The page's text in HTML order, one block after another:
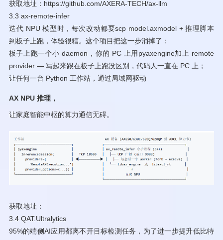
获取地址：https://github.com/AXERA-TECH/ax-llm
3.3 ax-remote-infer
迭代 NPU 模型时，每次改动都要scp model.axmodel + 推理脚本
到板子上跑，体验很糟。这个项目把这一步消掉了：
板子上跑一个小 daemon，你的 PC 上用pyaxengine加上 remote
provider — 写起来跟在板子上跑没区别，代码人一直在 PC 上；
让任何一台 Python 工作站，通过局域网驱动
AX NPU 推理，
让家庭智能中枢的算力通信无碍。
获取地址：
3.4 QAT.Ultralytics
95%的端侧AI应用都离不开目标检测任务，为了进一步提升低比特